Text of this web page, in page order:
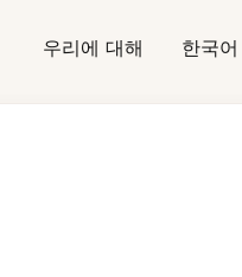
우리에 대해 한국어